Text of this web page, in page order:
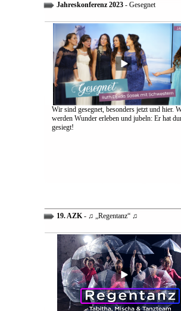
Jahreskonferenz 2023- Gesegnet
Wir sind gesegnet, besonders jetzt und hier.
werden Wunder erleben und jubeln: Er hat
gesiegt!
19. AZK- ♫ „Regentanz“ ♫